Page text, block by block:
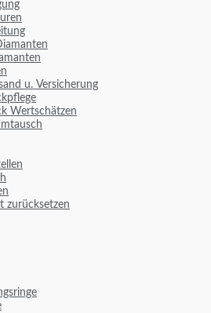
u. Versicherung
Wertschätzen
zurücksetzen